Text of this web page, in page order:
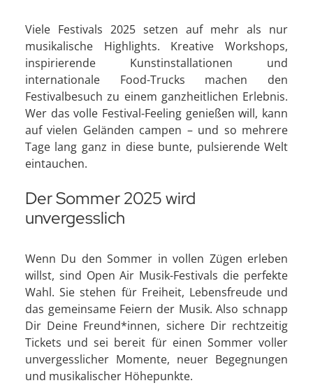
Viele Festivals 2025 setzen auf mehr als nur
musikalische Highlights. Kreative Workshops,
inspirierende Kunstinstallationen und
internationale Food-Trucks machen den
Festivalbesuch zu einem ganzheitlichen Erlebnis.
Wer das volle Festival-Feeling genießen will, kann
auf vielen Geländen campen – und so mehrere
Tage lang ganz in diese bunte, pulsierende Welt
eintauchen.
Der Sommer 2025 wird
unvergesslich
Wenn Du den Sommer in vollen Zügen erleben
willst, sind Open Air Musik-Festivals die perfekte
Wahl. Sie stehen für Freiheit, Lebensfreude und
das gemeinsame Feiern der Musik. Also schnapp
Dir Deine Freund*innen, sichere Dir rechtzeitig
Tickets und sei bereit für einen Sommer voller
unvergesslicher Momente, neuer Begegnungen
und musikalischer Höhepunkte.